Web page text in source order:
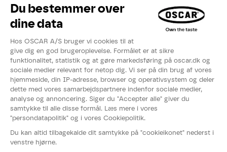
Inspirationer
Videoer
Kataloger
Om OSCAR®
Nyheder
Events
Fødevarestyrelsens smiley-rapport
Whistleblowerordning